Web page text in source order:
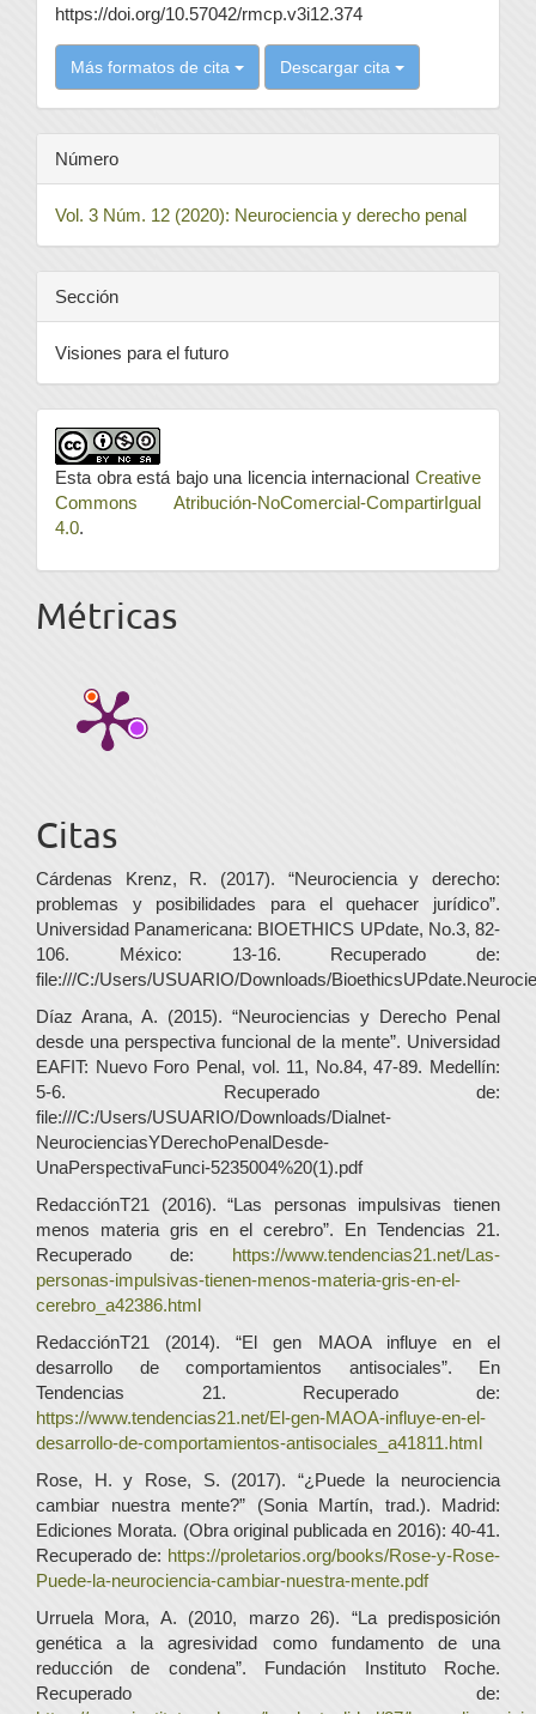
https://doi.org/10.57042/rmcp.v3i12.374
Más formatos de cita Descargar cita
Número
Vol. 3 Núm. 12 (2020): Neurociencia y derecho penal
Sección
Visiones para el futuro
Esta obra está bajo una licencia internacional Creative
Commons Atribución-NoComercial-CompartirIgual
4.0.
Métricas
Citas
Cárdenas Krenz, R. (2017). “Neurociencia y derecho:
problemas y posibilidades para el quehacer jurídico”.
Universidad Panamericana: BIOETHICS UPdate, No.3, 82-
106. México: 13-16. Recuperado de:
file:///C:/Users/USUARIO/Downloads/
Díaz Arana, A. (2015). “Neurociencias y Derecho Penal
desde una perspectiva funcional de la mente”. Universidad
EAFIT: Nuevo Foro Penal, vol. 11, No.84, 47-89. Medellín:
5-6. Recuperado de:
file:///C:/Users/USUARIO/Downloads/Dialnet-
NeurocienciasYDerechoPenalDesde-
UnaPerspectivaFunci-5235004%20(1).pdf
RedacciónT21 (2016). “Las personas impulsivas tienen
menos materia gris en el cerebro”. En Tendencias 21.
Recuperado de: https://www.tendencias21.net/Las-
personas-impulsivas-tienen-menos-materia-gris-en-el-
cerebro_a42386.html
RedacciónT21 (2014). “El gen MAOA influye en el
desarrollo de comportamientos antisociales”. En
Tendencias 21. Recuperado de:
https://www.tendencias21.net/El-gen-MAOA-influye-en-el-
desarrollo-de-comportamientos-antisociales_a41811.html
Rose, H. y Rose, S. (2017). “¿Puede la neurociencia
cambiar nuestra mente?” (Sonia Martín, trad.). Madrid:
Ediciones Morata. (Obra original publicada en 2016): 40-41.
Recuperado de: https://proletarios.org/books/Rose-y-Rose-
Puede-la-neurociencia-cambiar-nuestra-mente.pdf
Urruela Mora, A. (2010, marzo 26). “La predisposición
genética a la agresividad como fundamento de una
reducción de condena”. Fundación Instituto Roche.
Recuperado de: